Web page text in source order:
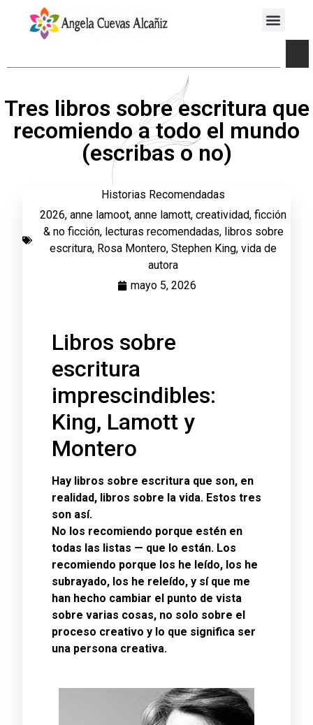
Tres libros sobre escritura que
recomiendo a todo el mundo
(escribas o no)
Historias Recomendadas
2026, anne lamoot, anne lamott, creatividad, ficción
& no ficción, lecturas recomendadas, libros sobre
escritura, Rosa Montero, Stephen King, vida de
autora
mayo 5, 2026
Libros sobre
escritura
imprescindibles:
King, Lamott y
Montero
Hay libros sobre escritura que son, en
realidad, libros sobre la vida. Estos tres
son así.
No los recomiendo porque estén en
todas las listas — que lo están. Los
recomiendo porque los he leído, los he
subrayado, los he releído, y sí que me
han hecho cambiar el punto de vista
sobre varias cosas, no solo sobre el
proceso creativo y lo que significa ser
una persona creativa.